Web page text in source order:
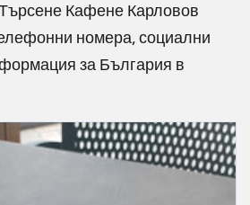
Кафене Карловов
номера, социални
за България в